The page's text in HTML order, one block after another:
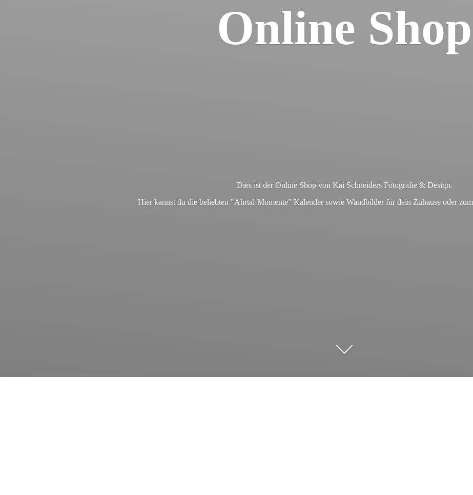
Online Shop
Dies ist der Online Shop von Kai Schneiders Fotografie & Design.
Hier kannst du die beliebten "Ahrtal-Momente" Kalender sowie Wandbilder für dein Zuhause oder zum